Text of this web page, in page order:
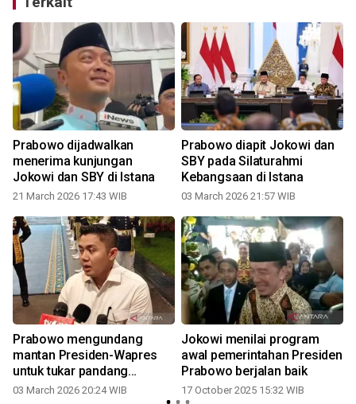
Prabowo dijadwalkan
menerima kunjungan
Jokowi dan SBY di Istana
21 March 2026 17:43 WIB
Prabowo diapit Jokowi dan
SBY pada Silaturahmi
Kebangsaan di Istana
03 March 2026 21:57 WIB
Prabowo mengundang
mantan Presiden-Wapres
untuk tukar pandang
berbagai isu
03 March 2026 20:24 WIB
Jokowi menilai program
awal pemerintahan Presiden
Prabowo berjalan baik
17 October 2025 15:32 WIB